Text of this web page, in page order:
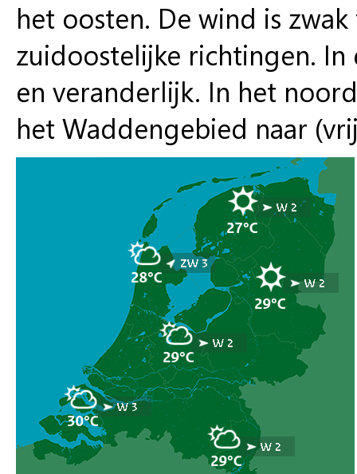
het oosten. De wind is
zuidoostelijke richtingen.
en veranderlijk. In het
het Waddengebied naar